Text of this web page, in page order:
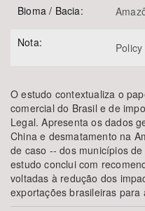
Bioma / Bacia:
Nota:
O estudo contextualiza o
comercial do Brasil e de
Legal. Apresenta os dados
China e desmatamento na
de caso -- dos municípios
estudo conclui com
voltadas à redução dos
exportações brasileiras para